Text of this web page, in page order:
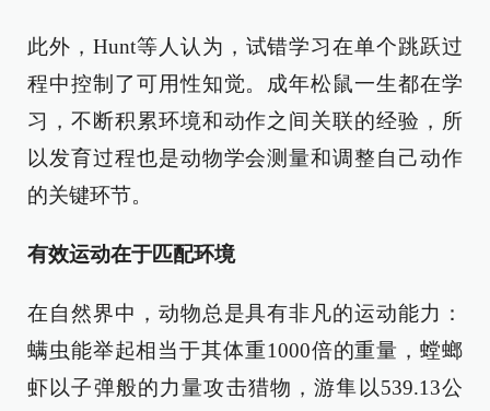
此外，Hunt等人认为，试错学习在单个跳跃过
程中控制了可用性知觉。成年松鼠一生都在学
习，不断积累环境和动作之间关联的经验，所
以发育过程也是动物学会测量和调整自己动作
的关键环节。
有效运动在于匹配环境
在自然界中，动物总是具有非凡的运动能力：
螨虫能举起相当于其体重1000倍的重量，螳螂
虾以子弹般的力量攻击猎物，游隼以539.13公